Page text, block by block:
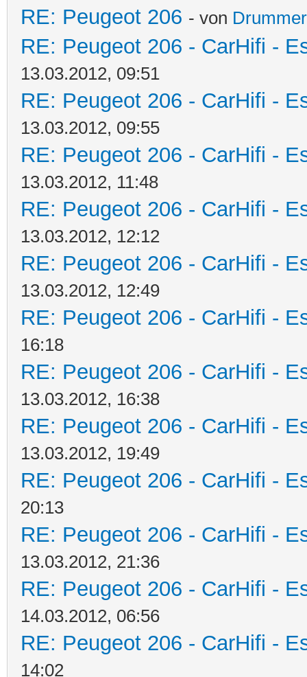
RE: Peugeot 206 - von
RE: Peugeot 206 - CarHifi -
13.03.2012, 09:51
RE: Peugeot 206 - CarHifi -
13.03.2012, 09:55
RE: Peugeot 206 - CarHifi -
13.03.2012, 11:48
RE: Peugeot 206 - CarHifi -
13.03.2012, 12:12
RE: Peugeot 206 - CarHifi -
13.03.2012, 12:49
RE: Peugeot 206 - CarHifi -
16:18
RE: Peugeot 206 - CarHifi -
13.03.2012, 16:38
RE: Peugeot 206 - CarHifi -
13.03.2012, 19:49
RE: Peugeot 206 - CarHifi -
20:13
RE: Peugeot 206 - CarHifi -
13.03.2012, 21:36
RE: Peugeot 206 - CarHifi -
14.03.2012, 06:56
RE: Peugeot 206 - CarHifi -
14:02